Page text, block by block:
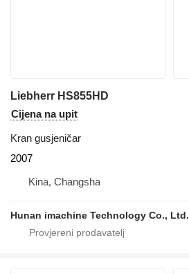
Liebherr HS855HD
Cijena na upit
Kran gusjeničar
2007
Kina, Changsha
Hunan imachine Technology Co., Ltd.